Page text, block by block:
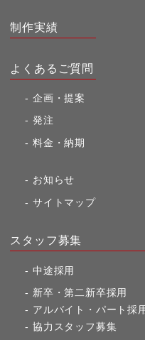
制作実績
よくあるご質問
企画・提案
発注
料金・納期
お知らせ
サイトマップ
スタッフ募集
中途採用
新卒・第二新卒採用
アルバイト・パート採
協力スタッフ募集